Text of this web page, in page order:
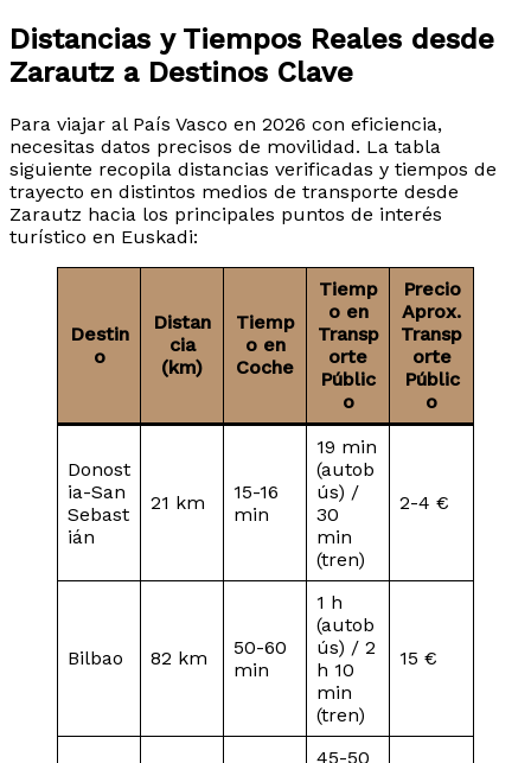
Distancias y Tiempos Reales desde
Zarautz a Destinos Clave
Para viajar al País Vasco en 2026 con eficiencia,
necesitas datos precisos de movilidad. La tabla
siguiente recopila distancias verificadas y tiempos de
trayecto en distintos medios de transporte desde
Zarautz hacia los principales puntos de interés
turístico en Euskadi:
Destin
o
Distan
cia
(km)
Tiemp
o en
Coche
Tiemp
o en
Transp
orte
Públic
o
Precio
Aprox.
Transp
orte
Públic
o
Donost
ia-San
Sebast
ián
21 km
15-16
min
19 min
(autob
ús) /
30
min
(tren)
2-4 €
Bilbao 82 km
50-60
min
1 h
(autob
ús) / 2
h 10
min
(tren)
15 €
45-50